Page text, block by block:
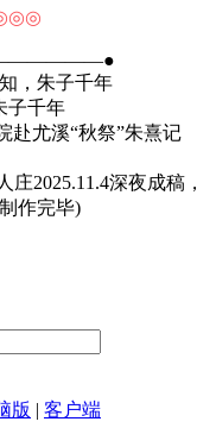
，朱子千年
子千年
溪“秋祭”朱熹记
2025.11.4深夜成稿，
作完毕)
版 | 客户端